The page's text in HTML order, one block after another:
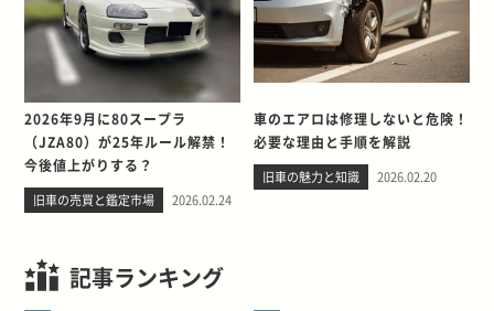
2026年9月に80スープラ
（JZA80）が25年ルール解禁！
今後値上がりする？
旧車の売買と鑑定市場 2026.02.24
車のエアロは修理しないと危険！
必要な理由と手順を解説
旧車の魅力と知識 2026.02.20
記事ランキング